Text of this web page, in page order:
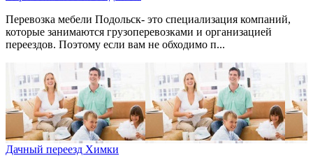
Перевозка мебели Подольск- это специализация компаний,
которые занимаются грузоперевозками и организацией
переездов. Поэтому если вам не обходимо п...
Дачный переезд Химки